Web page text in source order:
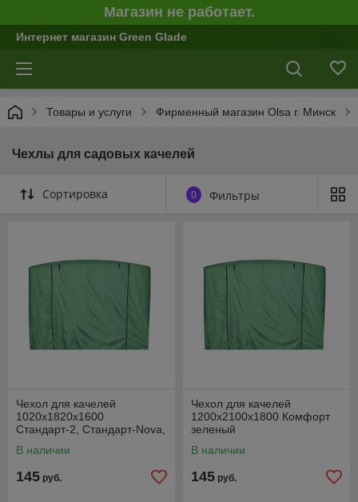
Магазин не работает.
Интернет магазин Green Glade
Товары и услуги Фирменный магазин Olsa г. Минск
Чехлы для садовых качелей
Сортировка 0 Фильтры
Чехол для качелей
1020х1820х1600
Стандарт-2, Стандарт-Nova,
В наличии
145 руб.
Чехол для качелей
1200х2100х1800 Комфорт
зеленый
В наличии
145 руб.